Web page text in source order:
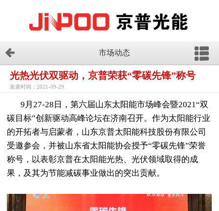
市场动态
光热光伏双驱动，京普荣获“零碳先锋”称号
发表时间：2021-09-29
9月27-28日，第六届山东太阳能市场峰会暨2021“双
碳目标”创新驱动高峰论坛在济南召开。作为太阳能行业
的开拓者与启蒙者，山东京普太阳能科技股份有限公司
受邀参会，并被山东省太阳能协会授予“零碳先锋”荣誉
称号，以表彰京普在太阳能光热、光伏领域取得的成
果，及其为节能减碳事业做出的突出贡献。